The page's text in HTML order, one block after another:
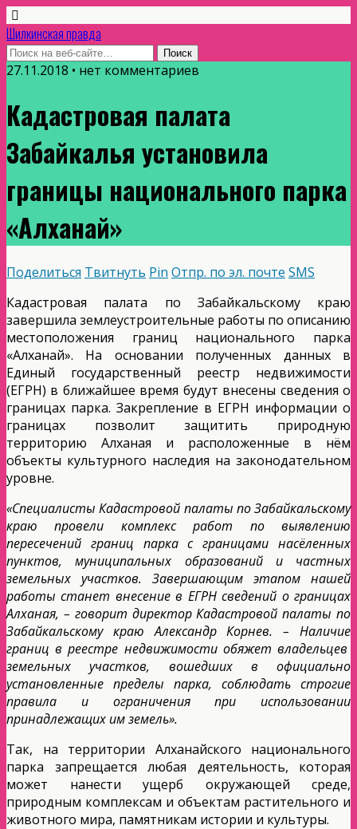
Шилкинская правда
27.11.2018 • нет комментариев
Кадастровая палата
Забайкалья установила
границы национального парка
«Алханай»
Поделиться Твитнуть Pin Отпр. по эл. почте SMS
Кадастровая палата по Забайкальскому краю
завершила землеустроительные работы по описанию
местоположения границ национального парка
«Алханай». На основании полученных данных в
Единый государственный реестр недвижимости
(ЕГРН) в ближайшее время будут внесены сведения о
границах парка. Закрепление в ЕГРН информации о
границах позволит защитить природную
территорию Алханая и расположенные в нём
объекты культурного наследия на законодательном
уровне.
«Специалисты Кадастровой палаты по Забайкальскому
краю провели комплекс работ по выявлению
пересечений границ парка с границами насёленных
пунктов, муниципальных образований и частных
земельных участков. Завершающим этапом нашей
работы станет внесение в ЕГРН сведений о границах
Алханая, – говорит директор Кадастровой палаты по
Забайкальскому краю Александр Корнев. – Наличие
границ в реестре недвижимости обяжет владельцев
земельных участков, вошедших в официально
установленные пределы парка, соблюдать строгие
правила и ограничения при использовании
принадлежащих им земель».
Так, на территории Алханайского национального
парка запрещается любая деятельность, которая
может нанести ущерб окружающей среде,
природным комплексам и объектам растительного и
животного мира, памятникам истории и культуры.